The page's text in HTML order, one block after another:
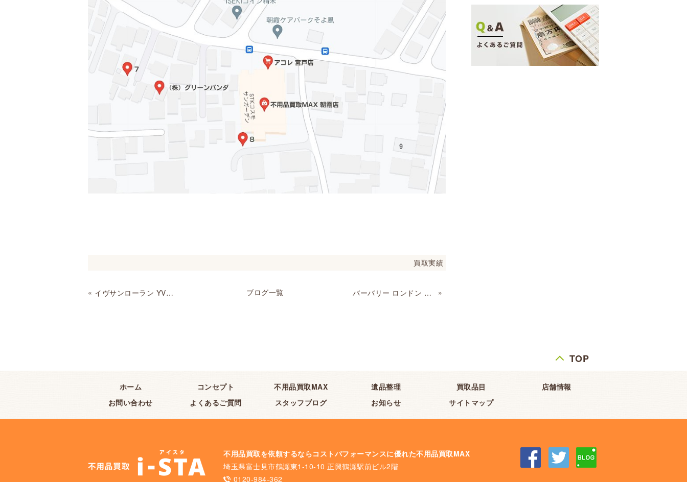
買取実績
« イヴサンローラン YVES SAINT LAURENT ヴィンテージ ネックレスお売りいただきました。 ブログ一覧 バーバリー ロンドン メンズコートお売りいただきました。 »
TOP
ホーム コンセプト 不用品買取MAX 遺品整理 買取品目
店舗情報
お問い合わせ
よくあるご質問 スタッフブログ お知らせ サイトマップ
不用品買取を依頼するならコストパフォーマンスに優れた不用品買取MAX
埼玉県富士見市鶴瀬東1-10-10 正興鶴瀬駅前ビル2階
0120-984-362